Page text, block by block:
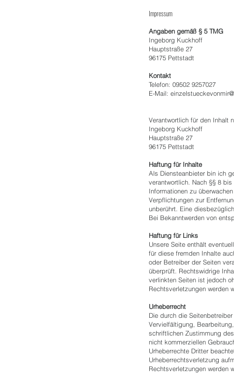
Impressum
Angaben gemäß § 5 TMG
Ingeborg Kuckhoff
Hauptstraße 27
96175 Pettstadt
Kontakt
Telefon: 09502 9257027
E-Mail:
Verantwortlich für den Inhalt
Ingeborg Kuckhoff
Hauptstraße 27
96175 Pettstadt
Haftung für Inhalte
Als Diensteanbieter bin ich
verantwortlich. Nach §§ 8
Informationen zu
Verpflichtungen zur
unberührt. Eine
Bei Bekanntwerden von
Haftung für Links
Unsere Seite enthält
für diese fremden Inhalte
oder Betreiber der Seiten
überprüft. Rechtswidrige
verlinkten Seiten ist jedoch
Rechtsverletzungen werden
Urheberrecht
Die durch die
Vervielfältigung,
schriftlichen Zustimmung
nicht kommerziellen
Urheberrechte Dritter
Urheberrechtsverletzung
Rechtsverletzungen werden